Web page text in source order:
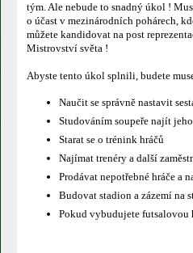
tým. Ale nebude to snadný úkol !
o účast v mezinárodních pohárech,
můžete kandidovat na post
Mistrovství světa !
Abyste tento úkol splnili, budete
Naučit se správně nastavit
Studováním soupeře najít
Starat se o trénink hráčů
Najímat trenéry a další
Prodávat nepotřebné hráče a
Budovat stadion a zázemí na
Pokud vybudujete futsalovou